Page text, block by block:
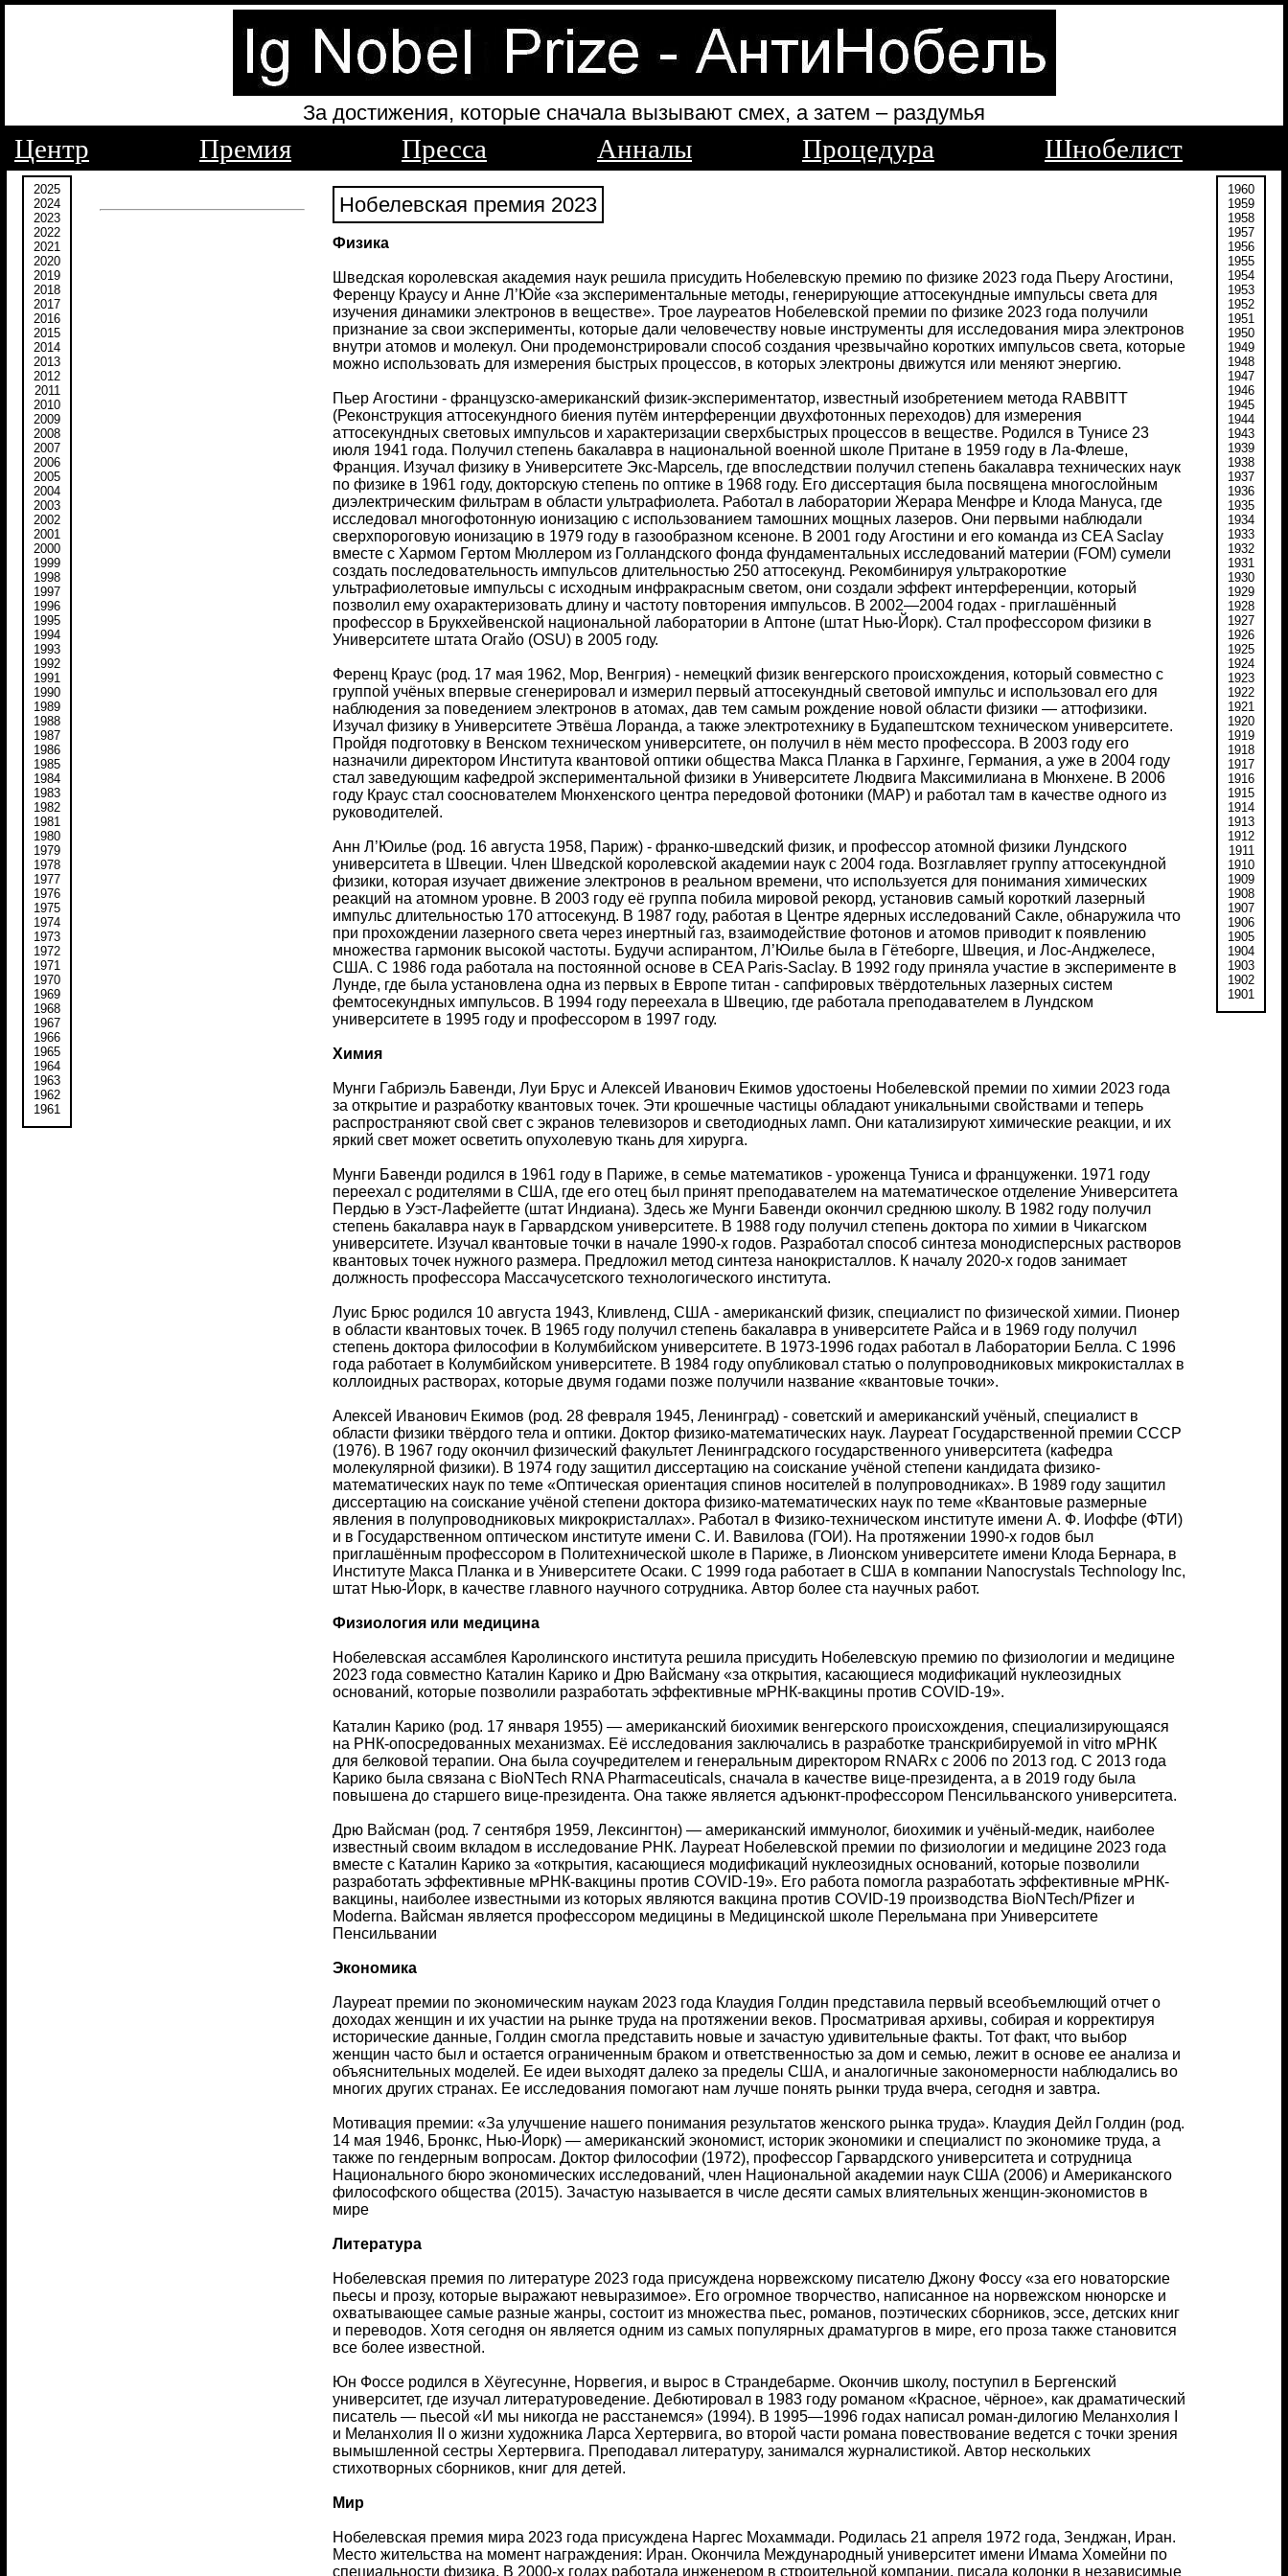
За достижения, которые сначала вызывают смех, а затем – раздумья
Центр Премия Пресса Анналы Процедура Шнобелист
2025
2024
2023
2022
2021
2020
2019
2018
2017
2016
2015
2014
2013
2012
2011
2010
2009
2008
2007
2006
2005
2004
2003
2002
2001
2000
1999
1998
1997
1996
1995
1994
1993
1992
1991
1990
1989
1988
1987
1986
1985
1984
1983
1982
1981
1980
1979
1978
1977
1976
1975
1974
1973
1972
1971
1970
1969
1968
1967
1966
1965
1964
1963
1962
1961
Нобелевская премия 2023
Физика
Шведская королевская академия наук решила присудить Нобелевскую премию по физике 2023 года Пьеру Агостини,
Ференцу Краусу и Анне Л’Юйе «за экспериментальные методы, генерирующие аттосекундные импульсы света для
изучения динамики электронов в веществе». Трое лауреатов Нобелевской премии по физике 2023 года получили
признание за свои эксперименты, которые дали человечеству новые инструменты для исследования мира электронов
внутри атомов и молекул. Они продемонстрировали способ создания чрезвычайно коротких импульсов света, которые
можно использовать для измерения быстрых процессов, в которых электроны движутся или меняют энергию.
Пьер Агостини - французско-американский физик-экспериментатор, известный изобретением метода RABBITT
(Реконструкция аттосекундного биения путём интерференции двухфотонных переходов) для измерения
аттосекундных световых импульсов и характеризации сверхбыстрых процессов в веществе. Родился в Тунисе 23
июля 1941 года. Получил степень бакалавра в национальной военной школе Притане в 1959 году в Ла-Флеше,
Франция. Изучал физику в Университете Экс-Марсель, где впоследствии получил степень бакалавра технических наук
по физике в 1961 году, докторскую степень по оптике в 1968 году. Его диссертация была посвящена многослойным
диэлектрическим фильтрам в области ультрафиолета. Работал в лаборатории Жерара Менфре и Клода Мануса, где
исследовал многофотонную ионизацию с использованием тамошних мощных лазеров. Они первыми наблюдали
сверхпороговую ионизацию в 1979 году в газообразном ксеноне. В 2001 году Агостини и его команда из CEA Saclay
вместе с Хармом Гертом Мюллером из Голландского фонда фундаментальных исследований материи (FOM) сумели
создать последовательность импульсов длительностью 250 аттосекунд. Рекомбинируя ультракороткие
ультрафиолетовые импульсы с исходным инфракрасным светом, они создали эффект интерференции, который
позволил ему охарактеризовать длину и частоту повторения импульсов. В 2002—2004 годах - приглашённый
профессор в Брукхейвенской национальной лаборатории в Аптоне (штат Нью-Йорк). Стал профессором физики в
Университете штата Огайо (OSU) в 2005 году.
Ференц Краус (род. 17 мая 1962, Мор, Венгрия) - немецкий физик венгерского происхождения, который совместно с
группой учёных впервые сгенерировал и измерил первый аттосекундный световой импульс и использовал его для
наблюдения за поведением электронов в атомах, дав тем самым рождение новой области физики — аттофизики.
Изучал физику в Университете Этвёша Лоранда, а также электротехнику в Будапештском техническом университете.
Пройдя подготовку в Венском техническом университете, он получил в нём место профессора. В 2003 году его
назначили директором Института квантовой оптики общества Макса Планка в Гархинге, Германия, а уже в 2004 году
стал заведующим кафедрой экспериментальной физики в Университете Людвига Максимилиана в Мюнхене. В 2006
году Краус стал сооснователем Мюнхенского центра передовой фотоники (MAP) и работал там в качестве одного из
руководителей.
Анн Л’Юилье (род. 16 августа 1958, Париж) - франко-шведский физик, и профессор атомной физики Лундского
университета в Швеции. Член Шведской королевской академии наук с 2004 года. Возглавляет группу аттосекундной
физики, которая изучает движение электронов в реальном времени, что используется для понимания химических
реакций на атомном уровне. В 2003 году её группа побила мировой рекорд, установив самый короткий лазерный
импульс длительностью 170 аттосекунд. В 1987 году, работая в Центре ядерных исследований Сакле, обнаружила что
при прохождении лазерного света через инертный газ, взаимодействие фотонов и атомов приводит к появлению
множества гармоник высокой частоты. Будучи аспирантом, Л’Юилье была в Гётеборге, Швеция, и Лос-Анджелесе,
США. С 1986 года работала на постоянной основе в CEA Paris-Saclay. В 1992 году приняла участие в эксперименте в
Лунде, где была установлена одна из первых в Европе титан - сапфировых твёрдотельных лазерных систем
фемтосекундных импульсов. В 1994 году переехала в Швецию, где работала преподавателем в Лундском
университете в 1995 году и профессором в 1997 году.
Химия
Мунги Габриэль Бавенди, Луи Брус и Алексей Иванович Екимов удостоены Нобелевской премии по химии 2023 года
за открытие и разработку квантовых точек. Эти крошечные частицы обладают уникальными свойствами и теперь
распространяют свой свет с экранов телевизоров и светодиодных ламп. Они катализируют химические реакции, и их
яркий свет может осветить опухолевую ткань для хирурга.
Мунги Бавенди родился в 1961 году в Париже, в семье математиков - уроженца Туниса и француженки. 1971 году
переехал с родителями в США, где его отец был принят преподавателем на математическое отделение Университета
Пердью в Уэст-Лафейетте (штат Индиана). Здесь же Мунги Бавенди окончил среднюю школу. В 1982 году получил
степень бакалавра наук в Гарвардском университете. В 1988 году получил степень доктора по химии в Чикагском
университете. Изучал квантовые точки в начале 1990-х годов. Разработал способ синтеза монодисперсных растворов
квантовых точек нужного размера. Предложил метод синтеза нанокристаллов. К началу 2020-х годов занимает
должность профессора Массачусетского технологического института.
Луис Брюс родился 10 августа 1943, Кливленд, США - американский физик, специалист по физической химии. Пионер
в области квантовых точек. В 1965 году получил степень бакалавра в университете Райса и в 1969 году получил
степень доктора философии в Колумбийском университете. В 1973-1996 годах работал в Лаборатории Белла. С 1996
года работает в Колумбийском университете. В 1984 году опубликовал статью о полупроводниковых микрокисталлах в
коллоидных растворах, которые двумя годами позже получили название «квантовые точки».
Алексей Иванович Екимов (род. 28 февраля 1945, Ленинград) - советский и американский учёный, специалист в
области физики твёрдого тела и оптики. Доктор физико-математических наук. Лауреат Государственной премии СССР
(1976). В 1967 году окончил физический факультет Ленинградского государственного университета (кафедра
молекулярной физики). В 1974 году защитил диссертацию на соискание учёной степени кандидата физико-
математических наук по теме «Оптическая ориентация спинов носителей в полупроводниках». В 1989 году защитил
диссертацию на соискание учёной степени доктора физико-математических наук по теме «Квантовые размерные
явления в полупроводниковых микрокристаллах». Работал в Физико-техническом институте имени А. Ф. Иоффе (ФТИ)
и в Государственном оптическом институте имени С. И. Вавилова (ГОИ). На протяжении 1990-х годов был
приглашённым профессором в Политехнической школе в Париже, в Лионском университете имени Клода Бернара, в
Институте Макса Планка и в Университете Осаки. С 1999 года работает в США в компании Nanocrystals Technology Inc,
штат Нью-Йорк, в качестве главного научного сотрудника. Автор более ста научных работ.
Физиология или медицина
Нобелевская ассамблея Каролинского института решила присудить Нобелевскую премию по физиологии и медицине
2023 года совместно Каталин Карико и Дрю Вайсману «за открытия, касающиеся модификаций нуклеозидных
оснований, которые позволили разработать эффективные мРНК-вакцины против COVID-19».
Каталин Карико (род. 17 января 1955) — американский биохимик венгерского происхождения, специализирующаяся
на РНК-опосредованных механизмах. Её исследования заключались в разработке транскрибируемой in vitro мРНК
для белковой терапии. Она была соучредителем и генеральным директором RNARx с 2006 по 2013 год. С 2013 года
Карико была связана с BioNTech RNA Pharmaceuticals, сначала в качестве вице-президента, а в 2019 году была
повышена до старшего вице-президента. Она также является адъюнкт-профессором Пенсильванского университета.
Дрю Вайсман (род. 7 сентября 1959, Лексингтон) — американский иммунолог, биохимик и учёный-медик, наиболее
известный своим вкладом в исследование РНК. Лауреат Нобелевской премии по физиологии и медицине 2023 года
вместе с Каталин Карико за «открытия, касающиеся модификаций нуклеозидных оснований, которые позволили
разработать эффективные мРНК-вакцины против COVID-19». Его работа помогла разработать эффективные мРНК-
вакцины, наиболее известными из которых являются вакцина против COVID-19 производства BioNTech/Pfizer и
Moderna. Вайсман является профессором медицины в Медицинской школе Перельмана при Университете
Пенсильвании
Экономика
Лауреат премии по экономическим наукам 2023 года Клаудия Голдин представила первый всеобъемлющий отчет о
доходах женщин и их участии на рынке труда на протяжении веков. Просматривая архивы, собирая и корректируя
исторические данные, Голдин смогла представить новые и зачастую удивительные факты. Тот факт, что выбор
женщин часто был и остается ограниченным браком и ответственностью за дом и семью, лежит в основе ее анализа и
объяснительных моделей. Ее идеи выходят далеко за пределы США, и аналогичные закономерности наблюдались во
многих других странах. Ее исследования помогают нам лучше понять рынки труда вчера, сегодня и завтра.
Мотивация премии: «За улучшение нашего понимания результатов женского рынка труда». Клаудия Дейл Голдин (род.
14 мая 1946, Бронкс, Нью-Йорк) — американский экономист, историк экономики и специалист по экономике труда, а
также по гендерным вопросам. Доктор философии (1972), профессор Гарвардского университета и сотрудница
Национального бюро экономических исследований, член Национальной академии наук США (2006) и Американского
философского общества (2015). Зачастую называется в числе десяти самых влиятельных женщин-экономистов в
мире
Литература
Нобелевская премия по литературе 2023 года присуждена норвежскому писателю Джону Фоссу «за его новаторские
пьесы и прозу, которые выражают невыразимое». Его огромное творчество, написанное на норвежском нюнорске и
охватывающее самые разные жанры, состоит из множества пьес, романов, поэтических сборников, эссе, детских книг
и переводов. Хотя сегодня он является одним из самых популярных драматургов в мире, его проза также становится
все более известной.
Юн Фоссе родился в Хёугесунне, Норвегия, и вырос в Страндебарме. Окончив школу, поступил в Бергенский
университет, где изучал литературоведение. Дебютировал в 1983 году романом «Красное, чёрное», как драматический
писатель — пьесой «И мы никогда не расстанемся» (1994). В 1995—1996 годах написал роман-дилогию Меланхолия I
и Меланхолия II о жизни художника Ларса Хертервига, во второй части романа повествование ведется с точки зрения
вымышленной сестры Хертервига. Преподавал литературу, занимался журналистикой. Автор нескольких
стихотворных сборников, книг для детей.
Мир
Нобелевская премия мира 2023 года присуждена Наргес Мохаммади. Родилась 21 апреля 1972 года, Зенджан, Иран.
Место жительства на момент награждения: Иран. Окончила Международный университет имени Имама Хомейни по
специальности физика. В 2000-х годах работала инженером в строительной компании, писала колонки в независимые
1960
1959
1958
1957
1956
1955
1954
1953
1952
1951
1950
1949
1948
1947
1946
1945
1944
1943
1939
1938
1937
1936
1935
1934
1933
1932
1931
1930
1929
1928
1927
1926
1925
1924
1923
1922
1921
1920
1919
1918
1917
1916
1915
1914
1913
1912
1911
1910
1909
1908
1907
1906
1905
1904
1903
1902
1901